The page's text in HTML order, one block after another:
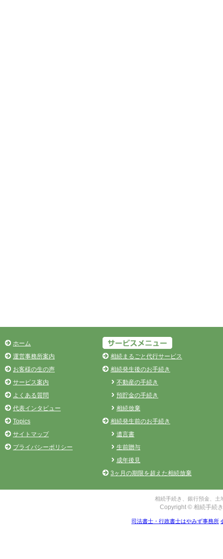
ホーム
運営事務所案内
お客様の生の声
サービス案内
よくある質問
代表インタビュー
Topics
サイトマップ
プライバシーポリシー
相続まるごと代行サービス
相続発生後のお手続き
不動産の手続き
預貯金の手続き
相続放棄
相続発生前のお手続き
遺言書
生前贈与
成年後見
3ヶ月の期限を超えた相続放棄
相続手続き、銀行預金、土
Copyright © 相続手続
司法書士・行政書士はやみず事務所